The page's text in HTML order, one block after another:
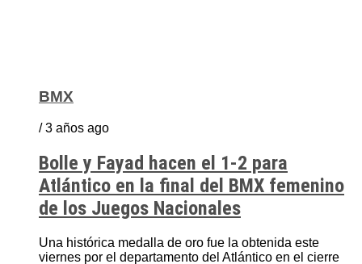
BMX
/ 3 años ago
Bolle y Fayad hacen el 1-2 para
Atlántico en la final del BMX femenino
de los Juegos Nacionales
Una histórica medalla de oro fue la obtenida este
viernes por el departamento del Atlántico en el cierre